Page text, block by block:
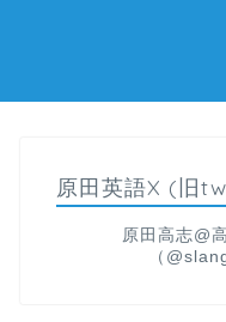
原田英語X (旧
原田高志@
（